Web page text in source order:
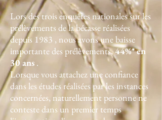
Lors des trois enquêtes nationales sur les
prélèvements de la bécasse réalisées
depuis 1983 , nous avons une baisse
importante des prélèvements,44%* en
30 ans .
Lorsque vous attachez une confiance
dans les études réalisées par les instances
concernées, naturellement personne ne
conteste dans un premier temps